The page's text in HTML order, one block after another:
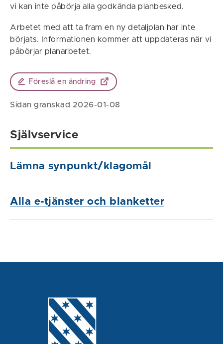
vi kan inte påbörja alla godkända planbesked.
Arbetet med att ta fram en ny detaljplan har inte
börjats. Informationen kommer att uppdateras när vi
påbörjar planarbetet.
Föreslå en ändring
Sidan granskad 2026-01-08
Självservice
Lämna synpunkt/klagomål
Alla e-tjänster och blanketter